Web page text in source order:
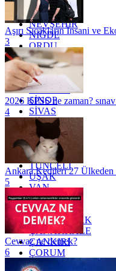
MUĞLA
MUŞ
NEVŞEHİR
NİĞDE
ORDU
OSMANİYE
RİZE
SAKARYA
SAMSUN
SİNOP
SİVAS
SİİRT
TEKİRDAĞ
TOKAT
TRABZON
TUNCELİ
UŞAK
VAN
YALOVA
YOZGAT
ZONGULDAK
ÇANAKKALE
ÇANKIRI
ÇORUM
İSTANBUL
Aşırı Sıcakların İnsani ve
3
2026 KPSS ne zaman?
4
Ankara Kedileri 27
5
Cevvaz ne demek?
6